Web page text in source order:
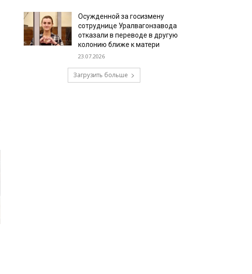
Осужденной за госизмену
сотруднице Уралвагонзавода
отказали в переводе в другую
колонию ближе к матери
23.07.2026
Загрузить больше